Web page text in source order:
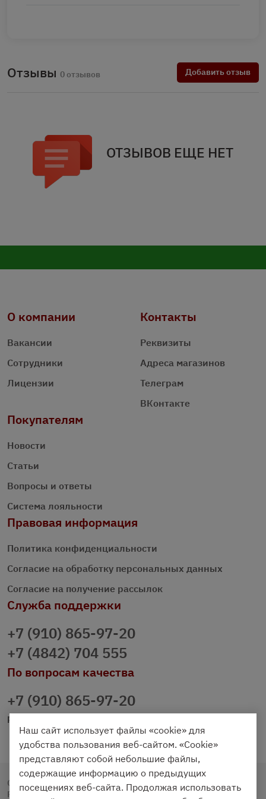
Отзывы 0 отзывов Добавить отзыв
ОТЗЫВОВ ЕЩЕ НЕТ
О компании
Вакансии
Сотрудники
Лицензии
Контакты
Реквизиты
Адреса магазинов
Телеграм
ВКонтакте
Покупателям
Новости
Статьи
Вопросы и ответы
Система лояльности
Правовая информация
Политика конфиденциальности
Согласие на обработку персональных данных
Согласие на получение рассылок
Служба поддержки
+7 (910) 865-97-20
+7 (4842) 704 555
По вопросам качества
+7 (910) 865-97-20
prazdnichniy40@palmi.ru
Copyright © 2020 - 2026. Праздничный Стол.
Разработка и продвижение - Vegas Studio
Наш сайт использует файлы «cookie» для
удобства пользования веб-сайтом. «Cookie»
представляют собой небольшие файлы,
содержащие информацию о предыдущих
посещениях веб-сайта. Продолжая использовать